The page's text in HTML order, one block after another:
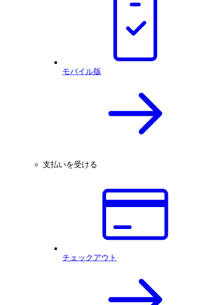
モバイル版
支払いを受ける
チェックアウト